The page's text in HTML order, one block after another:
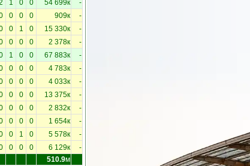
1 0 0 54 699к -
0 0 0 909к -
0 1 0 15 330к -
0 0 0 2 378к -
1 0 0 67 883к -
0 0 0 4 783к -
0 0 0 4 033к -
0 0 0 13 375к -
0 0 0 2 832к -
0 0 0 1 654к -
0 1 0 5 578к -
0 0 0 6 129к -
510.9м